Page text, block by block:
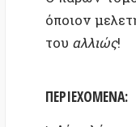
〉 Το μέλλον
〉
〉 Πώς βλέπει
〉 Εμείς